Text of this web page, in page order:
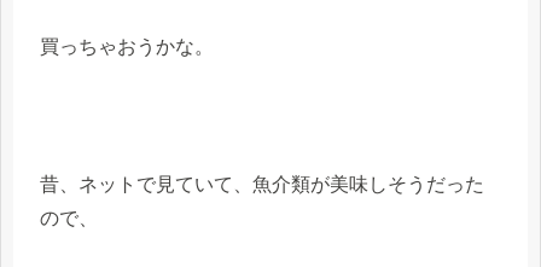
買っちゃおうかな。
昔、ネットで見ていて、魚介類が美味しそうだった
ので、